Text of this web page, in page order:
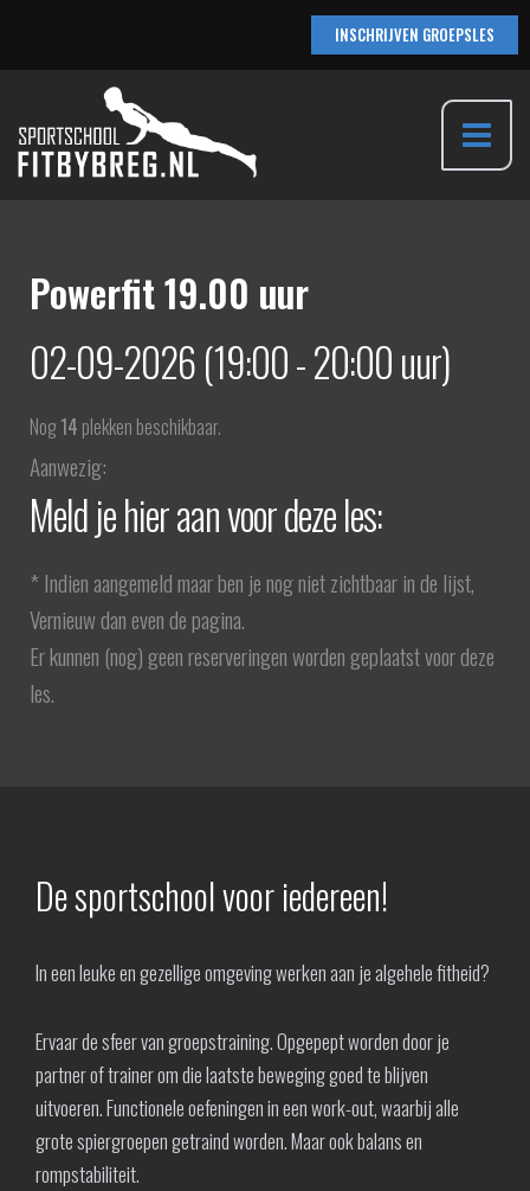
inhoud
INSCHRIJVEN GROEPSLES
Main
Powerfit 19.00 uur
02-09-2026 (19:00 - 20:00 uur)
Nog14 plekken beschikbaar.
Aanwezig:
Meld je hier aan voor deze les:
* Indien aangemeld maar ben je nog niet zichtbaar in de lijst,
Vernieuw dan even de pagina.
Er kunnen (nog) geen reserveringen worden geplaatst voor deze
les.
De sportschool voor iedereen!
In een leuke en gezellige omgeving werken aan je algehele fitheid?
Ervaar de sfeer van groepstraining. Opgepept worden door je
partner of trainer om die laatste beweging goed te blijven
uitvoeren. Functionele oefeningen in een work-out, waarbij alle
grote spiergroepen getraind worden. Maar ook balans en
rompstabiliteit.